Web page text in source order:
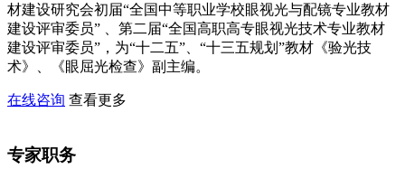
材建设研究会初届“全国中等职业学校眼视光与配镜专业教材
建设评审委员” 、第二届“全国高职高专眼视光技术专业教材
建设评审委员”，为“十二五”、“十三五规划”教材《验光技
术》、《眼屈光检查》副主编。
在线咨询 查看更多
专家职务